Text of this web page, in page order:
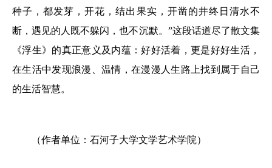
种子，都发芽，开花，结出果实，开凿的井终日清水不
断，遇见的人既不躲闪，也不沉默。”这段话道尽了散文集
《浮生》的真正意义及内蕴：好好活着，更是好好生活，
在生活中发现浪漫、温情，在漫漫人生路上找到属于自己
的生活智慧。
（作者单位：石河子大学文学艺术学院）